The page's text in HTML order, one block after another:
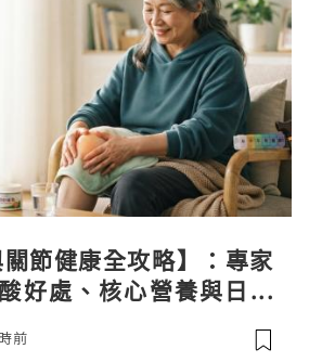
關節健康全攻略】：專家
好處、核心營養與日常
前